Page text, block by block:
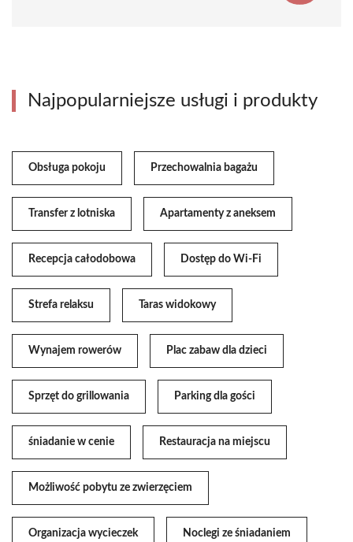
Najpopularniejsze usługi i produkty
Obsługa pokoju Przechowalnia bagażu
Transfer z lotniska Apartamenty z aneksem
Recepcja całodobowa Dostęp do Wi-Fi
Strefa relaksu Taras widokowy
Wynajem rowerów Plac zabaw dla dzieci
Sprzęt do grillowania Parking dla gości
śniadanie w cenie Restauracja na miejscu
Możliwość pobytu ze zwierzęciem
Organizacja wycieczek Noclegi ze śniadaniem